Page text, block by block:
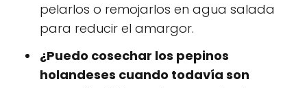
pelarlos o remojarlos en agua salada
para reducir el amargor.
¿Puedo cosechar los pepinos
holandeses cuando todavía son